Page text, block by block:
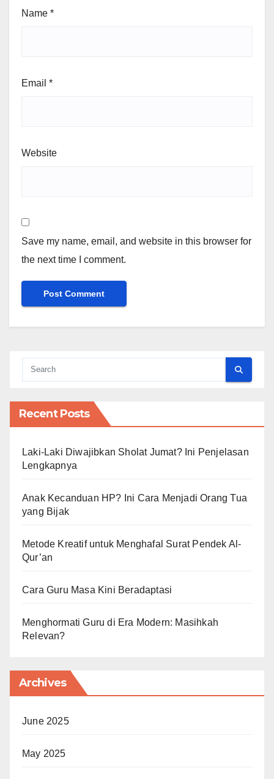
Name *
Email *
Website
Save my name, email, and website in this browser for
the next time I comment.
Recent Posts
Laki-Laki Diwajibkan Sholat Jumat? Ini Penjelasan
Lengkapnya
Anak Kecanduan HP? Ini Cara Menjadi Orang Tua
yang Bijak
Metode Kreatif untuk Menghafal Surat Pendek Al-
Qur’an
Cara Guru Masa Kini Beradaptasi
Menghormati Guru di Era Modern: Masihkah
Relevan?
Archives
June 2025
May 2025